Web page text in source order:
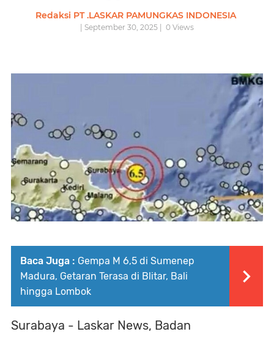
Redaksi PT .LASKAR PAMUNGKAS INDONESIA
| September 30, 2025 | 0 Views
Baca Juga : Gempa M 6,5 di Sumenep
Madura, Getaran Terasa di Blitar, Bali
hingga Lombok
Surabaya - Laskar News, Badan